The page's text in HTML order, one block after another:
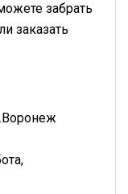
забрать
заказать